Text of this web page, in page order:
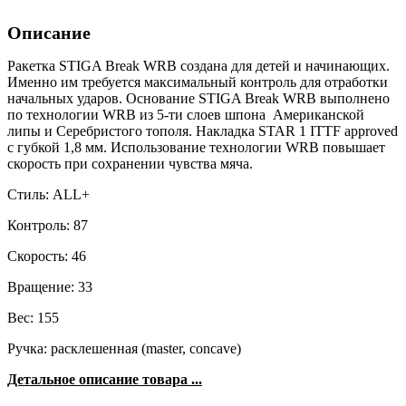
Описание
Ракетка STIGA Break WRB создана для детей и начинающих.
Именно им требуется максимальный контроль для отработки
начальных ударов. Основание STIGA Break WRB выполнено
по технологии WRB из 5-ти слоев шпона Американской
липы и Серебристого тополя. Накладка STAR 1 ITTF approved
с губкой 1,8 мм. Использование технологии WRB повышает
скорость при сохранении чувства мяча.
Стиль: ALL+
Контроль: 87
Скорость: 46
Вращение: 33
Вес: 155
Ручка: расклешенная (master, concave)
Детальное описание товара ...